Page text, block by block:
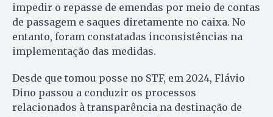
impedir o repasse de emendas por meio de contas
de passagem e saques diretamente no caixa. No
entanto, foram constatadas inconsistências na
implementação das medidas.
Desde que tomou posse no STF, em 2024, Flávio
Dino passou a conduzir os processos
relacionados à transparência na destinação de